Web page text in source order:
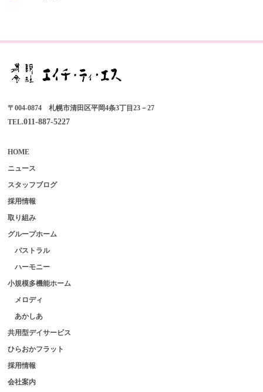
〒004-0874 札幌市清田区平岡4条3丁目23－27
TEL.011-887-5227
HOME
ニュース
スタッフブログ
採用情報
取り組み
グループホーム
パストラル
ハーモニー
小規模多機能ホーム
メロディ
あかしあ
共用型デイサービス
ひらおかフラット
採用情報
会社案内